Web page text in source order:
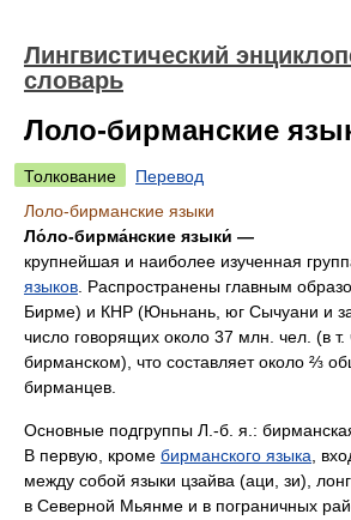
Лингвистический
словарь
Лоло-бирманские
Толкование
Перевод
Лоло-бирманские языки
Ло́ло-бирма́нские языки́ —
крупнейшая и наиболее изученная
языков . Распространены главным
Бирме) и КНР (Юньнань, юг Сычуани и
число говорящих около 37 млн. чел. (в
бирманском), что составляет около ⅔
бирманцев.
Основные подгруппы Л.‑б. я.:
В первую, кроме бирманского языка ,
между собой языки цзайва (аци, зи),
в Северной Мьянме и в пограничных